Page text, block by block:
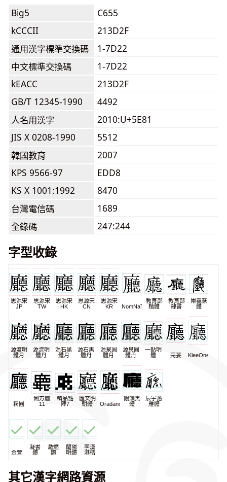
Big5
C655
kCCCII
213D2F
通用漢字標準交換碼
1-7D22
中文標準交換碼
1-7D22
kEACC
213D2F
GB/T 12345-1990
4492
人名用漢字
2010:U+5E81
JIS X 0208-1990
5512
韓國教育
2007
KPS 9566-97
EDD8
KS X 1001:1992
8470
台灣電信碼
1689
全錄碼
247:244
字型收錄
思源宋
JP
思源宋
TW
思源宋
HK
思源宋
CN
思源宋
KR
NomNaTong
教育部
楷體
教育部
隸書
崇羲篆
體
源流明
體月
源流明
體丹
源石黑
體月
源石黑
體丹
源泉圓
體月
源泉圓
體丹
一點明
體
芫荽 KleeOne
粉圓
俐方體
11
精品點
陣7
匯文明
朝體
Oradano
饅頭黑
體
辰宇落
雁體
金萱
凝書
體
激燃
體
蘭陽
明體
李漢
港楷
其它漢字網路資源